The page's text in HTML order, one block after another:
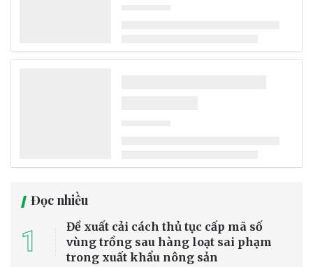
xét, quyết định công tác nhân sự thuộc thẩm quyền và thành lập
Tin trong nước